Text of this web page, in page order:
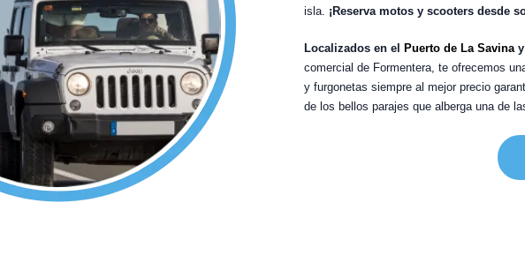
isla. ¡Reserva motos y scooters desde
Localizados en el Puerto de La Savinay
comercial de Formentera, te ofrecemos
y furgonetas siempre al mejor precio
de los bellos parajes que alberga una de